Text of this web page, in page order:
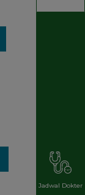
Jadwal Dokter